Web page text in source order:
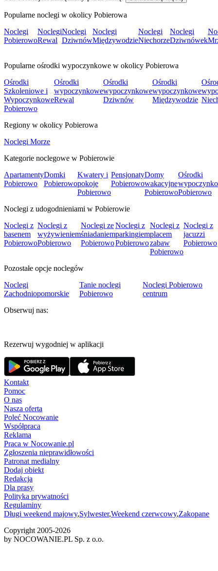
Popularne noclegi w okolicy Pobierowa
Noclegi
Pobierowo
Noclegi
Rewal
Noclegi
Dziwnów
Noclegi
Międzywodzie
Noclegi
Niechorze
Noclegi
Dziwnówek
Popularne ośrodki wypoczynkowe w okolicy Pobierowa
Ośrodki
Szkoleniowe i
Wypoczynkowe
Pobierowo
Ośrodki
wypoczynkowe
Rewal
Ośrodki
wypoczynkowe
Dziwnów
Ośrodki
wypoczynkowe
Międzywodzie
Regiony w okolicy Pobierowa
Noclegi Morze
Kategorie noclegowe w Pobierowie
Apartamenty
Pobierowo
Domki
Pobierowo
Kwatery i
pokoje
Pobierowo
Pensjonaty
Pobierowo
Domy
wakacyjne
Pobierowo
Ośrodki
Pobierowo
Noclegi z udogodnieniami w Pobierowie
Noclegi z
basenem
Pobierowo
Noclegi z
wyżywieniem
Pobierowo
Noclegi ze
śniadaniem
Pobierowo
Noclegi z
parkingiem
Pobierowo
Noclegi z
placem
zabaw
Pobierowo
Noclegi z
jacuzzi
Pobierowo
Pozostałe opcje noclegów
Noclegi
Zachodniopomorskie
Tanie noclegi
Pobierowo
Noclegi Pobierowo
centrum
Obserwuj nas:
Rezerwuj wygodniej w aplikacji
Kontakt
Pomoc
O nas
Nasza oferta
Poleć Nocowanie
Współpraca
Reklama
Praca w Nocowanie.pl
Zgłoszenia nieprawidłowości
Patronat medialny
Dodaj obiekt
Redakcja
Dla prasy
Polityka prywatności
Regulaminy
Długi weekend majowy,Sylwester,Weekend czerwcowy,Zakopane
Copyright 2005-2026
by NOCOWANIE.PL Sp. z o.o.